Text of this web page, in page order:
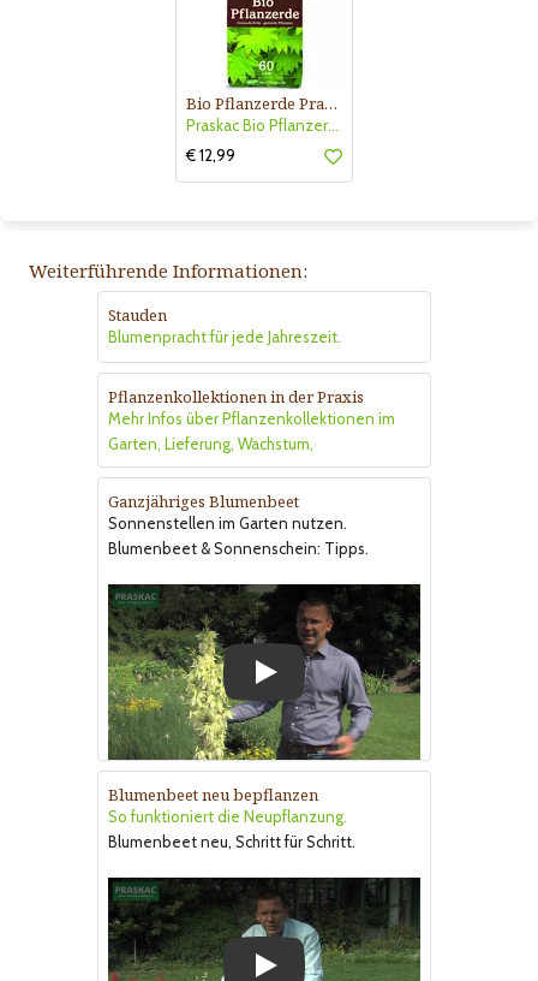
Bio Pflanzerde Praskac
Praskac Bio Pflanzerde
€ 12,99
Weiterführende Informationen:
Stauden
Blumenpracht für jede Jahreszeit.
Pflanzenkollektionen in der Praxis
Mehr Infos über Pflanzenkollektionen im
Garten, Lieferung, Wachstum,
Ganzjähriges Blumenbeet
Sonnenstellen im Garten nutzen.
Blumenbeet & Sonnenschein: Tipps.
Blumenbeet neu bepflanzen
So funktioniert die Neupflanzung.
Blumenbeet neu, Schritt für Schritt.